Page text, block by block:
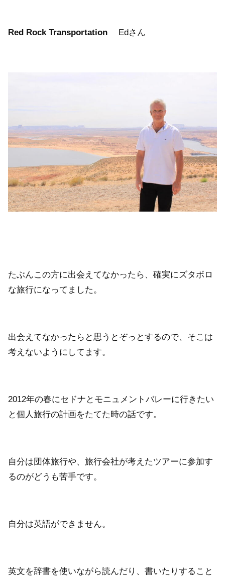
Red Rock Transportation Edさん
たぶんこの方に出会えてなかったら、確実にズタボロ
な旅行になってました。
出会えてなかったらと思うとぞっとするので、そこは
考えないようにしてます。
2012年の春にセドナとモニュメントバレーに行きたい
と個人旅行の計画をたてた時の話です。
自分は団体旅行や、旅行会社が考えたツアーに参加す
るのがどうも苦手です。
自分は英語ができません。
英文を辞書を使いながら読んだり、書いたりすること